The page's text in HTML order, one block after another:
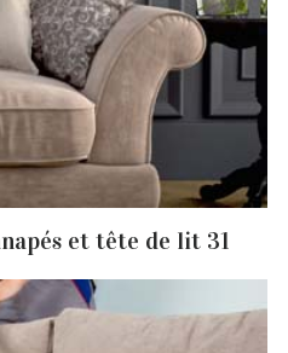
et tête de lit 31